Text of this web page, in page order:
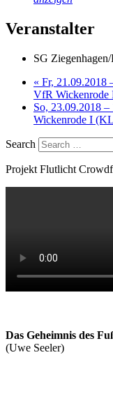
Veranstalter
SG
« Fr, 21.09.2018
VfR
So, 23.09.2018
Wickenrode I
Search
Projekt Flutlicht
Das Geheimnis des
(Uwe Seeler)